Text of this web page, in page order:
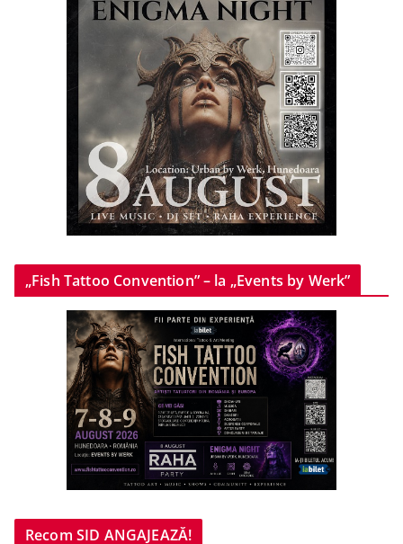
„Fish Tattoo Convention” – la „Events by Werk”
Recom SID ANGAJEAZĂ!